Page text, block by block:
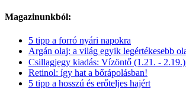
Magazinunkból:
5 tipp a forró nyári napokra
Argán olaj: a világ egyik legértékesebb
Csillagjegy kiadás: Vízöntő (1.21. -
Retinol: így hat a bőrápolásban!
5 tipp a hosszú és erőteljes hajért